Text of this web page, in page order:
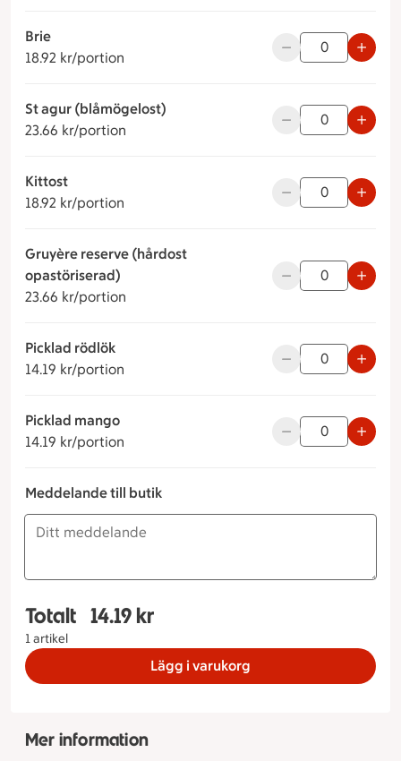
Brie
18.92 kr/portion
18.92 kronor per portion
Använd
St agur (blåmögelost)
23.66 kr/portion
23.66 kronor per portion
Använd
Kittost
18.92 kr/portion
18.92 kronor per portion
Använd
Gruyère reserve (hårdost
opastöriserad)
23.66 kr/portion
23.66 kronor per portion
Använd
Picklad rödlök
14.19 kr/portion
14.19 kronor per portion
Använd
Picklad mango
14.19 kr/portion
14.19 kronor per portion
Använd
Meddelande till butik
Totalt
1 artikel
Totalt 1 stycken Tillbehör Queenoliver, 14.19
14.19 kr
Lägg i varukorg
Mer information